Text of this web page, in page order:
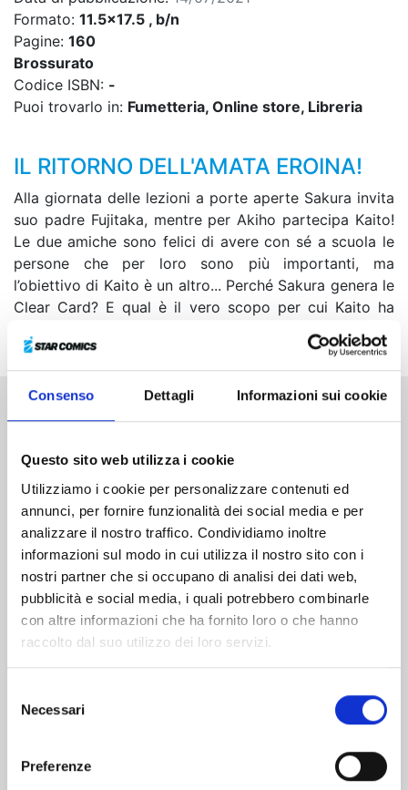
Consenso Dettagli Informazioni sui cookie
Questo sito web utilizza i cookie
Utilizziamo i cookie per personalizzare contenuti ed
annunci, per fornire funzionalità dei social media e per
analizzare il nostro traffico. Condividiamo inoltre
informazioni sul modo in cui utilizza il nostro sito con i
nostri partner che si occupano di analisi dei dati web,
pubblicità e social media, i quali potrebbero combinarle
con altre informazioni che ha fornito loro o che hanno
raccolto dal suo utilizzo dei loro servizi.
delNecessari
Preferenze
Formato: 11.5x17.5 , b/n
Pagine: 160
Brossurato
Codice ISBN: -
Puoi trovarlo in: Fumetteria, Online store, Libreria
IL RITORNO DELL'AMATA EROINA!
Alla giornata delle lezioni a porte aperte Sakura invita
suo padre Fujitaka, mentre per Akiho partecipa Kaito!
Le due amiche sono felici di avere con sé a scuola le
persone che per loro sono più importanti, ma
l’obiettivo di Kaito è un altro... Perché Sakura genera le
Clear Card? E qual è il vero scopo per cui Kaito ha